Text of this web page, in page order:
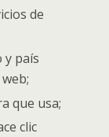
de
y país
que usa;
clic